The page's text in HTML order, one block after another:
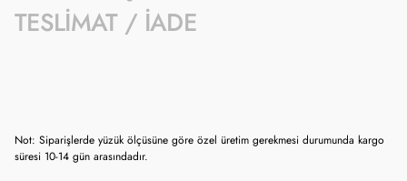
TESLIMAT / İADE
Not: Siparişlerde yüzük ölçüsüne göre özel üretim gerekmesi durumunda kargo
süresi 10-14 gün arasındadır.